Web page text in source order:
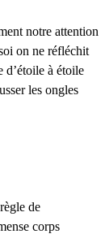
notre attention
on ne réfléchit
d’étoile à étoile
les ongles
de
corps